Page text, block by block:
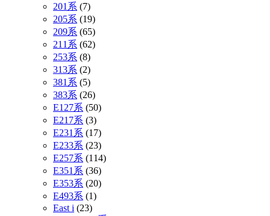
201系 (7)
205系 (19)
209系 (65)
211系 (62)
253系 (8)
313系 (2)
381系 (5)
383系 (26)
E127系 (50)
E217系 (3)
E231系 (17)
E233系 (23)
E257系 (114)
E351系 (36)
E353系 (20)
E493系 (1)
East i (23)